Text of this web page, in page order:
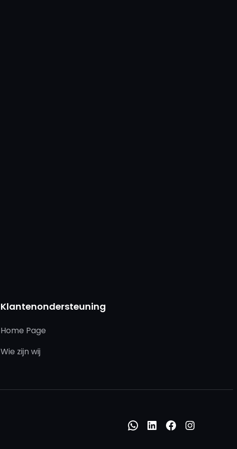
Klantenondersteuning
Home Page
Wie zijn wij
WhatsApp
LinkedIn
Facebook